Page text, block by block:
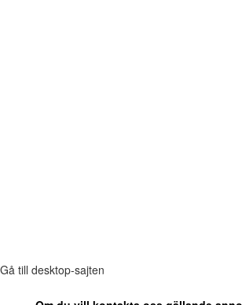
Gå till desktop-sajten